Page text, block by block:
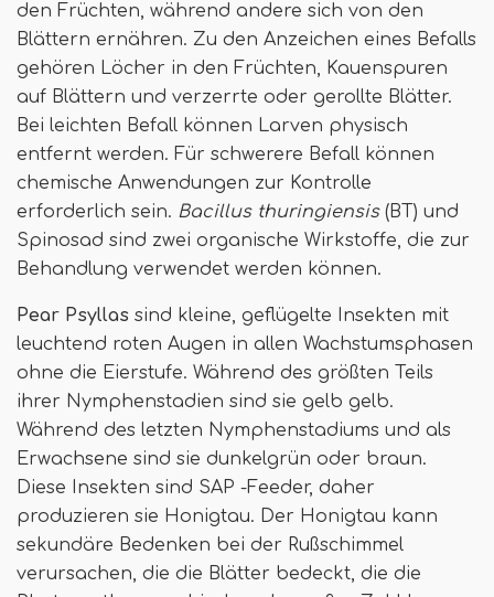
den Früchten, während andere sich von den
Blättern ernähren. Zu den Anzeichen eines Befalls
gehören Löcher in den Früchten, Kauenspuren
auf Blättern und verzerrte oder gerollte Blätter.
Bei leichten Befall können Larven physisch
entfernt werden. Für schwerere Befall können
chemische Anwendungen zur Kontrolle
erforderlich sein. Bacillus thuringiensis (BT) und
Spinosad sind zwei organische Wirkstoffe, die zur
Behandlung verwendet werden können.
Pear Psyllas sind kleine, geflügelte Insekten mit
leuchtend roten Augen in allen Wachstumsphasen
ohne die Eierstufe. Während des größten Teils
ihrer Nymphenstadien sind sie gelb gelb.
Während des letzten Nymphenstadiums und als
Erwachsene sind sie dunkelgrün oder braun.
Diese Insekten sind SAP -Feeder, daher
produzieren sie Honigtau. Der Honigtau kann
sekundäre Bedenken bei der Rußschimmel
verursachen, die die Blätter bedeckt, die die